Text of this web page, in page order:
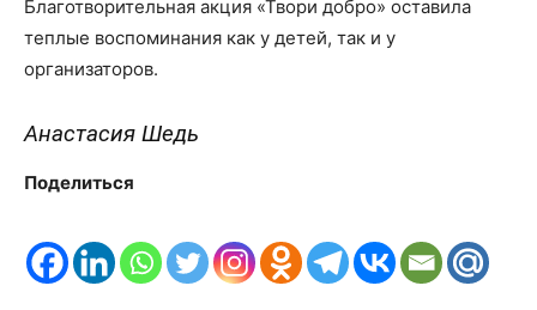
Благотворительная акция «Твори добро» оставила
теплые воспоминания как у детей, так и у
организаторов.
Анастасия Шедь
Поделиться